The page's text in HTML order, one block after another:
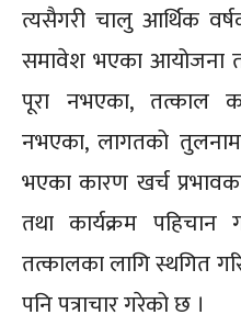
त्यसैगरी चालु आर्थिक
समावेश भएका आयोजना
पूरा नभएका, तत्काल
नभएका, लागतको
भएका कारण खर्च
तथा कार्यक्रम पहिचान
तत्कालका लागि स्थगित
पनि पत्राचार गरेको छ ।